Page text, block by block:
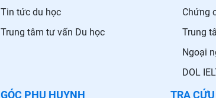
Tin tức du học
Trung tâm tư vấn Du học
Chứng
Trung
Ngoại
DOL
GÓC PHỤ HUYNH TRA